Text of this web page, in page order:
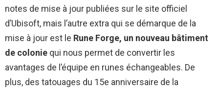
notes de mise à jour publiées sur le site officiel
d’Ubisoft, mais l’autre extra qui se démarque de la
mise à jour est le Rune Forge, un nouveau bâtiment
de colonie qui nous permet de convertir les
avantages de l’équipe en runes échangeables. De
plus, des tatouages ​​​​du 15e anniversaire de la